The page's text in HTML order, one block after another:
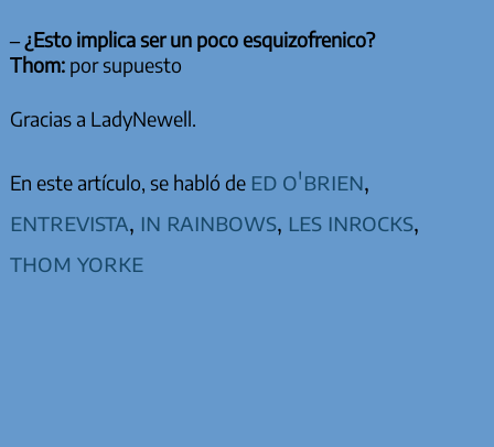
– ¿Esto implica ser un poco esquizofrenico?
Thom:por supuesto
Gracias a LadyNewell.
En este artículo, se habló de ed o'brien,
entrevista, in rainbows, les inrocks,
thom yorke